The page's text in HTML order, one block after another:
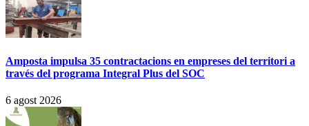
Amposta impulsa 35 contractacions en empreses del territori a
través del programa Integral Plus del SOC
6 agost 2026